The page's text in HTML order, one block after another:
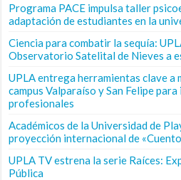
Programa PACE impulsa taller
adaptación de estudiantes en la
Ciencia para combatir la sequía:
Observatorio Satelital de Nieves a
UPLA entrega herramientas clave a
campus Valparaíso y San Felipe
profesionales
Académicos de la Universidad de
proyección internacional de
UPLA TV estrena la serie Raíces:
Pública